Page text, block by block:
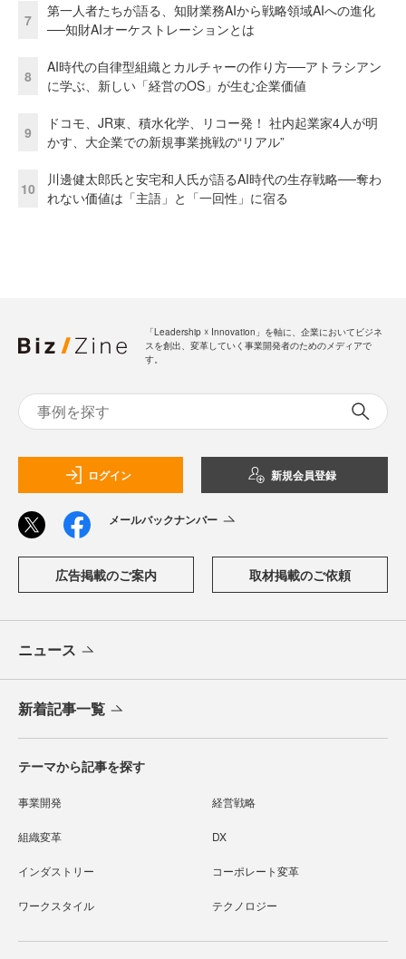
7
第一人者たちが語る、知財業務AIから戦略領域AIへの進化
──知財AIオーケストレーションとは
8
AI時代の自律型組織とカルチャーの作り方──アトラシアン
に学ぶ、新しい「経営のOS」が生む企業価値
9
ドコモ、JR東、積水化学、リコー発！ 社内起業家4人が明
かす、大企業での新規事業挑戦の“リアル”
10
川邊健太郎氏と安宅和人氏が語るAI時代の生存戦略──奪わ
れない価値は「主語」と「一回性」に宿る
「Leadership ☓ Innovation」を軸に、企業においてビジネ
スを創出、変革していく事業開発者のためのメディアで
す。
ログイン 新規会員登録
メールバックナンバー
広告掲載のご案内 取材掲載のご依頼
ニュース
新着記事一覧
テーマから記事を探す
事業開発 経営戦略
組織変革 DX
インダストリー コーポレート変革
ワークスタイル テクノロジー